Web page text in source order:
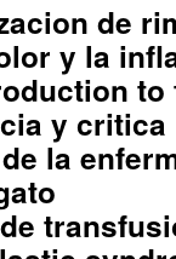
de
y la
y
la